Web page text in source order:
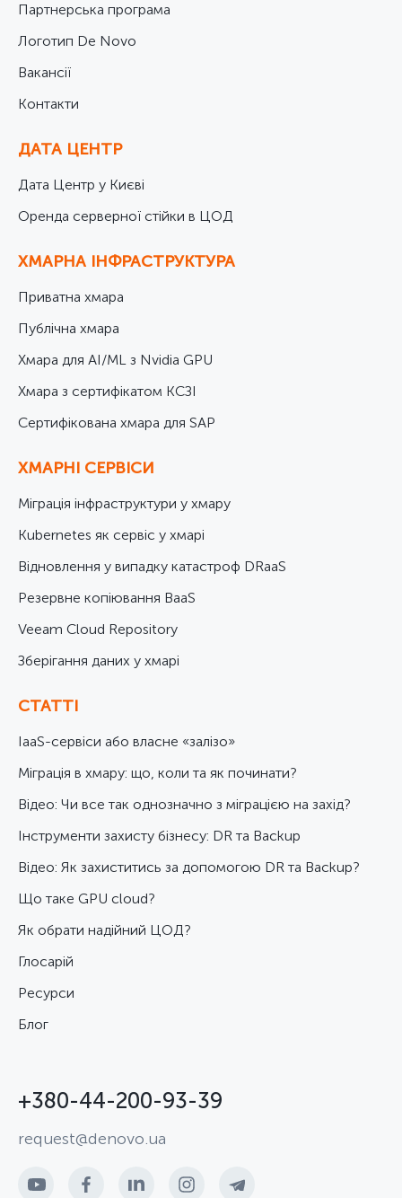
Партнерська програма
Логотип De Novo
Вакансії
Контакти
ДАТА ЦЕНТР
Дата Центр у Києві
Оренда серверної стійки в ЦОД
ХМАРНА ІНФРАСТРУКТУРА
Приватна хмара
Публічна хмара
Хмара для AI/ML з Nvidia GPU
Хмара з сертифікатом КСЗІ
Cертифікована хмара для SAP
ХМАРНІ СЕРВІСИ
Міграція інфраструктури у хмару
Kubernetes як сервіс у хмарі
Відновлення у випадку катастроф DRaaS
Резервне копіювання BaaS
Veeam Cloud Repository
Зберігання даних у хмарі
СТАТТІ
IaaS-сервіси або власне «залізо»
Міграція в хмару: що, коли та як починати?
Відео: Чи все так однозначно з міграцією на захід?
Інструменти захисту бізнесу: DR та Backup
Відео: Як захиститись за допомогою DR та Backup?
Що таке GPU cloud?
Як обрати надійний ЦОД?
Глосарій
Ресурси
Блог
+380-44-200-93-39
request@denovo.ua